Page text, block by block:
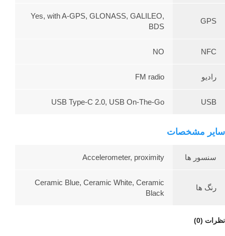
GPS
Yes, with A-GPS, GLONASS, GALILEO,
BDS
NFC
NO
رادیو FM radio
USB
USB Type-C 2.0, USB On-The-Go
سایر مشخصات
سنسور ها Accelerometer, proximity
رنگ ها
Ceramic Blue, Ceramic White, Ceramic
Black
نظرات (0)